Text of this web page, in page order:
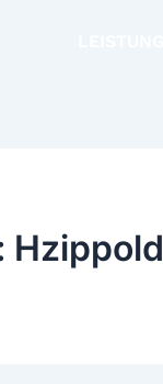
Hzippold